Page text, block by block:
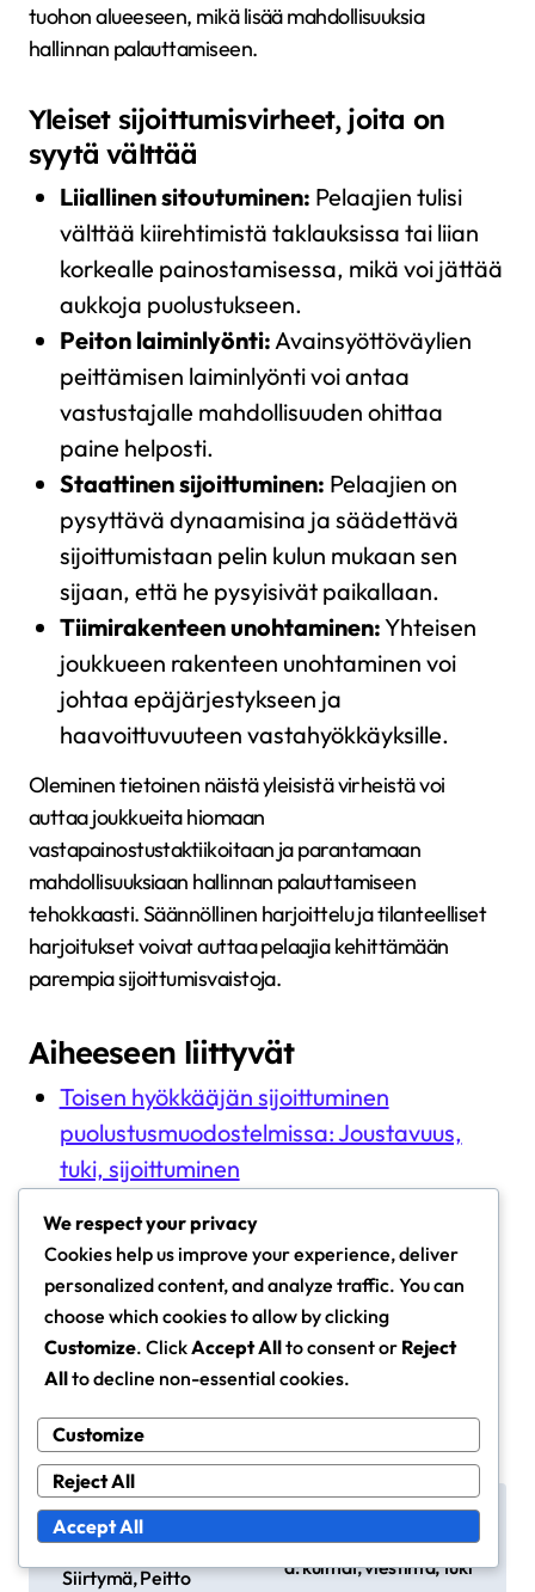
tuohon alueeseen, mikä lisää mahdollisuuksia
hallinnan palauttamiseen.
Yleiset sijoittumisvirheet, joita on
syytä välttää
Liiallinen sitoutuminen: Pelaajien tulisi
välttää kiirehtimistä taklauksissa tai liian
korkealle painostamisessa, mikä voi jättää
aukkoja puolustukseen.
Peiton laiminlyönti:Avainsyöttöväylien
peittämisen laiminlyönti voi antaa
vastustajalle mahdollisuuden ohittaa
paine helposti.
Staattinen sijoittuminen: Pelaajien on
pysyttävä dynaamisina ja säädettävä
sijoittumistaan pelin kulun mukaan sen
sijaan, että he pysyisivät paikallaan.
Tiimirakenteen unohtaminen:Yhteisen
joukkueen rakenteen unohtaminen voi
johtaa epäjärjestykseen ja
haavoittuvuuteen vastahyökkäyksille.
Oleminen tietoinen näistä yleisistä virheistä voi
auttaa joukkueita hiomaan
vastapainostustaktiikoitaan ja parantamaan
mahdollisuuksiaan hallinnan palauttamiseen
tehokkaasti. Säännöllinen harjoittelu ja tilanteelliset
harjoitukset voivat auttaa pelaajia kehittämään
parempia sijoittumisvaistoja.
Aiheeseen liittyvät
Toisen hyökkääjän sijoittuminen
puolustusmuodostelmissa: Joustavuus,
tuki, sijoittuminen
Syvyys, Joustavuus
5-2-3 Puolustusmuoto: Puolustuksen
vakaus, Vastahyökkäykset, Asettelu
P
o
s
Box-To-Box Keskikentt
äpelaajan Asettelu Puo
Siirtymä, Peitto
en puolustusmuodoiss
a: kulmat, viestintä, tuki
We respect your privacy
Cookies help us improve your experience, deliver
personalized content, and analyze traffic. You can
choose which cookies to allow by clicking
Customize. ClickAccept Allto consent or Reject
Allto decline non-essential cookies.
Customize
Reject All
Accept All